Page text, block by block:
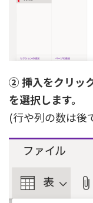
② 挿入をクリッ
を選択します。
(行や列の数は後